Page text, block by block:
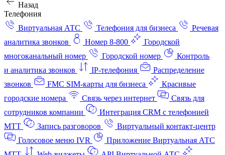
Назад
Телефония
Виртуальная АТС
Телефония для бизнеса
Речевая
аналитика звонков
Номер 8-800
Городской
многоканальный номер
Городской номер
Контроль
и аналитика звонков
IP-телефония
Распределение
звонков
FMC SIM-карты для бизнеса
Красивые
городские номера
Связь через интернет
Связь для
сотрудников компании
Интеграция CRM с телефонией
МТТ
Запись разговоров
Виртуальный контакт‑центр
Голосовое меню IVR
Приложение Виртуальная АТС